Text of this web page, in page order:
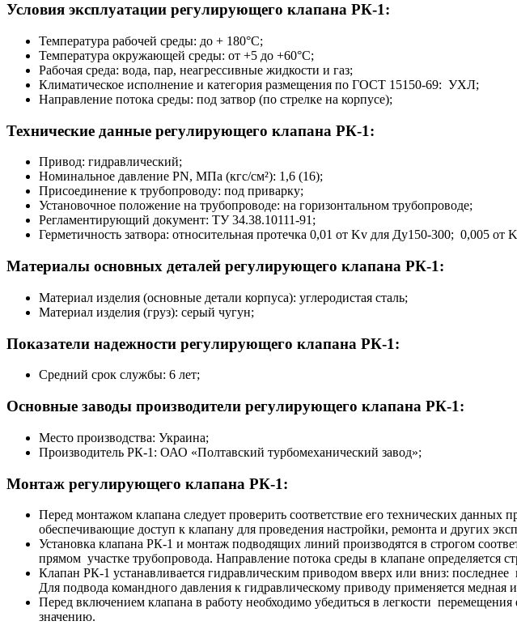
Условия эксплуатации регулирующего клапана РК-1:
Температура рабочей среды: до + 180°С;
Температура окружающей среды: от +5 до +60°С;
Рабочая среда: вода, пар, неагрессивные жидкости и газ;
Климатическое исполнение и категория размещения по ГОСТ 15150-69: УХЛ;
Направление потока среды: под затвор (по стрелке на корпусе);
Технические данные регулирующего клапана РК-1:
Привод: гидравлический;
Номинальное давление PN, МПа (кгс/см²): 1,6 (16);
Присоединение к трубопроводу: под приварку;
Установочное положение на трубопроводе: на горизонтальном трубопроводе;
Регламентирующий документ: ТУ 34.38.10111-91;
Герметичность затвора: относительная протечка 0,01 от Kv для Ду150-300; 0,005 от
Материалы основных деталей регулирующего клапана РК-1:
Материал изделия (основные детали корпуса): углеродистая сталь;
Материал изделия (груз): серый чугун;
Показатели надежности регулирующего клапана РК-1:
Средний срок службы: 6 лет;
Основные заводы производители регулирующего клапана РК-1:
Место производства: Украина;
Производитель РК-1: ОАО «Полтавский турбомеханический завод»;
Монтаж регулирующего клапана РК-1:
Перед монтажом клапана следует проверить соответствие его технических
обеспечивающие доступ к клапану для проведения настройки, ремонта и других
Установка клапана РК-1 и монтаж подводящих линий производятся в строгом
прямом участке трубопровода. Направление потока среды в клапане определяется
Клапан РК-1 устанавливается гидравлическим приводом вверх или вниз:
Для подвода командного давления к гидравлическому приводу применяется
Перед включением клапана в работу необходимо убедиться в легкости
значению.